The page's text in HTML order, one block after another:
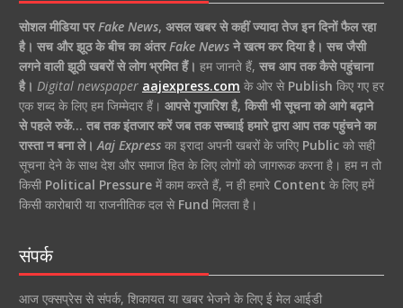
सोशल मीडिया पर Fake News, असल खबर से कहीं ज्यादा तेज इन दिनों फैल रहा
है। सच और झूठ के बीच का अंतर Fake Newsने खत्म कर दिया है। सच जैसी
लगने वाली झूठी खबरों से लोग भ्रमित हैं। हम जानते हैं, सच आप तक कैसे पहुंचाना
है। Digital newspaper aajexpress.com के ओर से Publish किए गए हर
एक शब्द के लिए हम जिम्मेदार हैं। आपसे गुजारिश है, किसी भी सूचना को आगे बढ़ाने
से पहले रुकें… तब तक इंतजार करें जब तक सच्चाई हमारे द्वारा आप तक पहुंचने का
रास्ता न बना ले। Aaj Expressका इरादा अपनी खबरों के जरिए Publicको सही
सूचना देने के साथ देश और समाज हित के लिए लोगों को जागरूक करना है। हम न तो
किसी Political Pressureमें काम करते हैं, न ही हमारे Content के लिए हमें
किसी कारोबारी या राजनीतिक दल से Fund मिलता है।
संपर्क
आज एक्सप्रेस से संपर्क, शिकायत या खबर भेजने के लिए ई मेल आईडी